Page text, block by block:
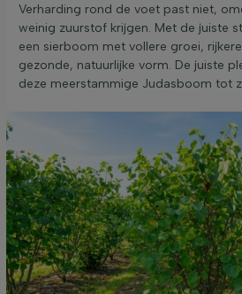
Verharding rond de voet past niet,
weinig zuurstof krijgen. Met de juiste
een sierboom met vollere groei,
gezonde, natuurlijke vorm. De juiste
deze meerstammige Judasboom tot